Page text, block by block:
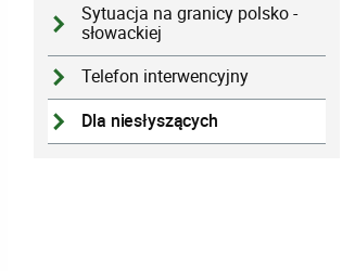
Sytuacja na granicy polsko -
słowackiej
Telefon interwencyjny
Dla niesłyszących